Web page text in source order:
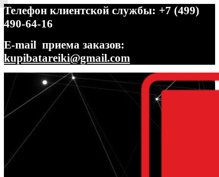
Телефон клиентской службы: +7 (499)
490-64-16
E-mail приема заказов:
kupibatareiki@gmail.com
Перейти
навигации
Перейти
содержимому